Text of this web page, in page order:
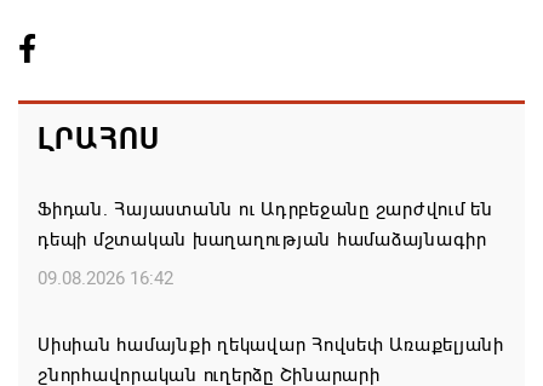
ԼՐԱՀՈՍ
Ֆիդան. Հայաստանն ու Ադրբեջանը շարժվում են
դեպի մշտական խաղաղության համաձայնագիր
09.08.2026 16:42
Սիսիան համայնքի ղեկավար Հովսեփ Առաքելյանի
շնորհավորական ուղերձը Շինարարի